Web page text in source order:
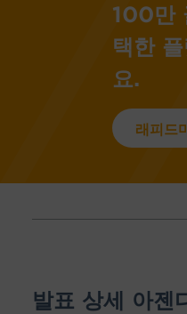
100만
택한
요.
래피드
발표 상세 아젠